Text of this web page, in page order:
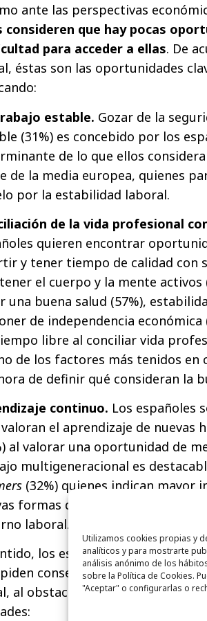
Utilizamos cookies propias y
analíticos y para mostrarte
análisis anónimo de los
sobre la Política de Cookies.
"Aceptar" o configurarlas o
ante las perspectivas
consideren que hay pocas
para acceder a ellas. De
éstas son las oportunidades
estable. Gozar de la
(31%) es concebido por los
de lo que ellos
de la media europea, quienes
por la estabilidad laboral.
de la vida profesional
quieren encontrar
y tener tiempo de calidad con
el cuerpo y la mente activos
una buena salud (57%),
de independencia
libre al conciliar vida
de los factores más tenidos en
de definir qué consideran la
continuo. Los españoles
el aprendizaje de nuevas
al valorar una oportunidad de
multigeneracional es
(32%) quienes indican mayor
formas de mantenerse
laboral.
los españoles tienen claro
conseguir el éxito, tanto
al obstaculizar el acceso y la